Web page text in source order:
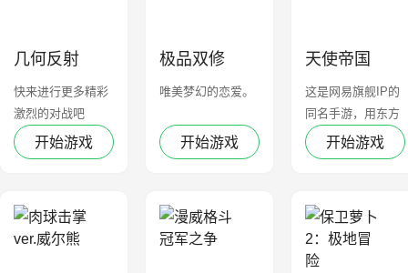
几何反射
快来进行更多精彩
激烈的对战吧
开始游戏
极品双修
唯美梦幻的恋爱。
开始游戏
天使帝国
这是网易旗舰IP的
同名手游，用东方
幻想的主题打造出
了一个可以上天入
开始游戏